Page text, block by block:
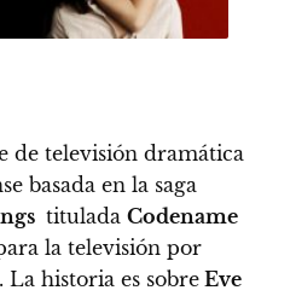
de televisión dramática
basada en la saga
titulada Codename
la televisión por
. La historia es sobre Eve